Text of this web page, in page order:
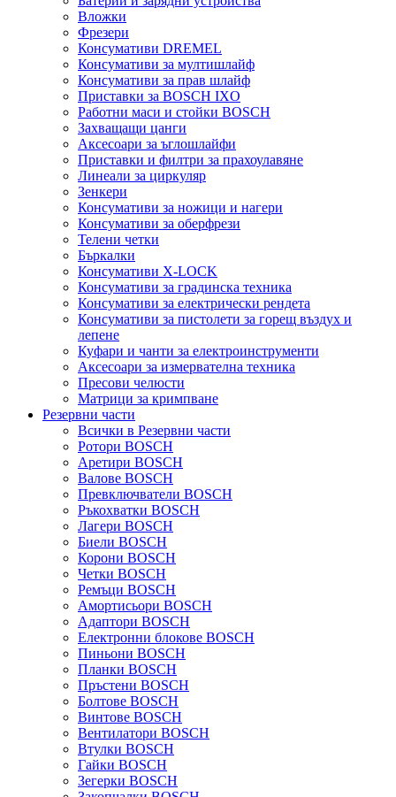
Вложки
Фрезери
Консумативи DREMEL
Консумативи за мултишлайф
Консумативи за прав шлайф
Приставки за BOSCH IXO
Работни маси и стойки BOSCH
Захващащи цанги
Аксесоари за ъглошлайфи
Приставки и филтри за прахоулавяне
Линеали за циркуляр
Зенкери
Консумативи за ножици и нагери
Консумативи за оберфрези
Телени четки
Бъркалки
Консумативи X-LOCK
Консумативи за градинска техника
Консумативи за електрически рендета
Консумативи за пистолети за горещ въздух и
лепене
Куфари и чанти за електроинструменти
Аксесоари за измервателна техника
Пресови челюсти
Матрици за кримпване
Резервни части
Всички в Резервни части
Ротори BOSCH
Аретири BOSCH
Валове BOSCH
Превключватели BOSCH
Ръкохватки BOSCH
Лагери BOSCH
Биели BOSCH
Корони BOSCH
Четки BOSCH
Ремъци BOSCH
Амортисьори BOSCH
Адаптори BOSCH
Електронни блокове BOSCH
Пиньони BOSCH
Планки BOSCH
Пръстени BOSCH
Болтове BOSCH
Винтове BOSCH
Вентилатори BOSCH
Втулки BOSCH
Гайки BOSCH
Зегерки BOSCH